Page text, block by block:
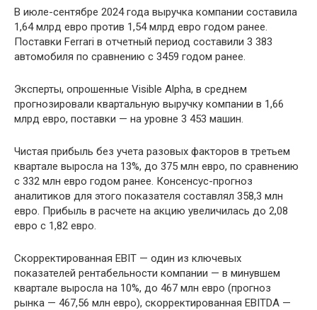
В июле-сентябре 2024 года выручка компании составила
1,64 млрд евро против 1,54 млрд евро годом ранее.
Поставки Ferrari в отчетный период составили 3 383
автомобиля по сравнению с 3459 годом ранее.
Эксперты, опрошенные Visible Alpha, в среднем
прогнозировали квартальную выручку компании в 1,66
млрд евро, поставки — на уровне 3 453 машин.
Чистая прибыль без учета разовых факторов в третьем
квартале выросла на 13%, до 375 млн евро, по сравнению
с 332 млн евро годом ранее. Консенсус-прогноз
аналитиков для этого показателя составлял 358,3 млн
евро. Прибыль в расчете на акцию увеличилась до 2,08
евро с 1,82 евро.
Скорректированная EBIT — один из ключевых
показателей рентабельности компании — в минувшем
квартале выросла на 10%, до 467 млн евро (прогноз
рынка — 467,56 млн евро), скорректированная EBITDA —